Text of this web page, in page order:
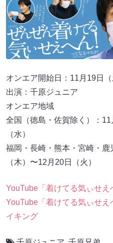
オンエア開始日：11月19日（
出演：千原ジュニア
オンエア地域
全国（徳島・佐賀除く）：
（水）
福岡・長崎・熊本・宮崎・鹿
（木）〜12月20日（火）
YouTube「着けてる気ぃせえ
YouTube「着けてる気ぃせ
イキング